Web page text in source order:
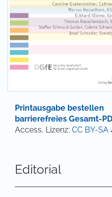
Printausgabe bestellen
barrierefreies Gesamt-
Access, Lizenz: CC BY-SA
Editorial